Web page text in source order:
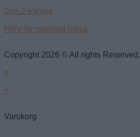
Zon-2-träning
HRV för maximal hälsa
Copyright 2026 © All rights Reserved.
×
×
Varukorg